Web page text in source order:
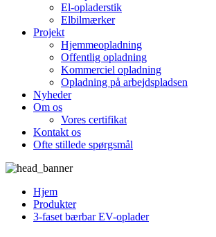
El-opladerstik
Elbilmærker
Projekt
Hjemmeopladning
Offentlig opladning
Kommerciel opladning
Opladning på arbejdspladsen
Nyheder
Om os
Vores certifikat
Kontakt os
Ofte stillede spørgsmål
Hjem
Produkter
3-faset bærbar EV-oplader